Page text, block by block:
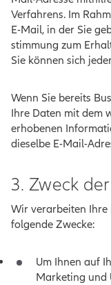
Verfahrens. Im
E-Mail, in der Sie
stimmung zum
Sie können sich
Wenn Sie bereits
Ihre Daten mit dem
erhobenen
dieselbe E-Mail-
3. Zweck
Wir verarbeiten Ihre
folgende Zwecke:
Um Ihnen auf
Marketing und